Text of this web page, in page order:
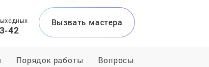
42
Вызвать мастера
Порядок работы Вопросы